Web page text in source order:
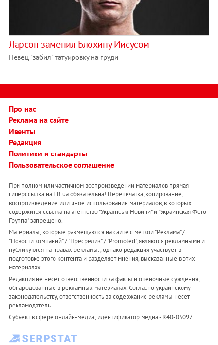
Ларсон заменил Блохину Иисусом
Певец "забил" татуировку на груди
Про нас
Реклама на сайте
Ивенты
Редакция
Политики и стандарты
Пользовательское соглашение
При полном или частичном воспроизведении материалов прямая
гиперссылка на LB.ua обязательна! Перепечатка, копирование,
воспроизведение или иное использование материалов, в которых
содержится ссылка на агентство "Українськi Новини" и "Украинская Фото
Группа" запрещено.
Материалы, которые размещаются на сайте с меткой "Реклама" /
"Новости компаний" / "Пресрелиз" / "Promoted", являются рекламными и
публикуются на правах рекламы. , однако редакция участвует в
подготовке этого контента и разделяет мнения, высказанные в этих
материалах.
Редакция не несет ответственности за факты и оценочные суждения,
обнародованные в рекламных материалах. Согласно украинскому
законодательству, ответственность за содержание рекламы несет
рекламодатель.
Субъект в сфере онлайн-медиа; идентификатор медиа - R40-05097